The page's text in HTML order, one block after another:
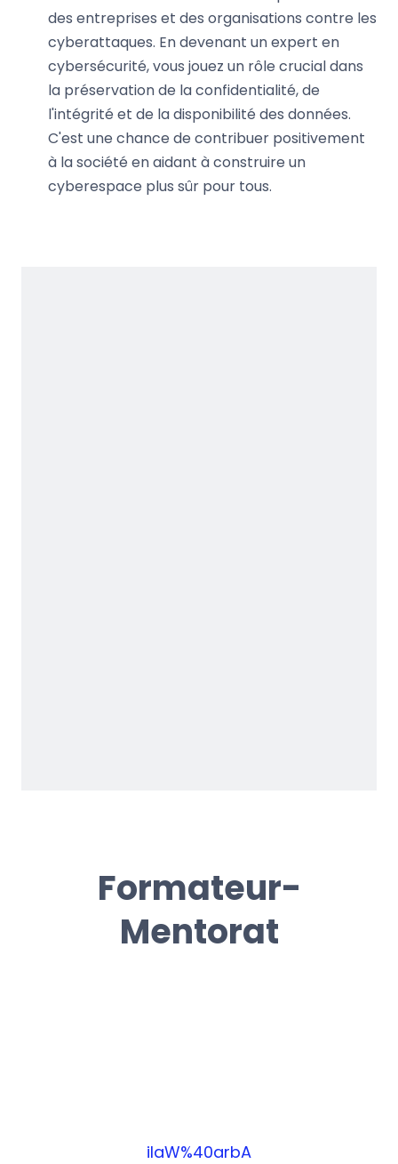
des entreprises et des organisations contre les
cyberattaques. En devenant un expert en
cybersécurité, vous jouez un rôle crucial dans
la préservation de la confidentialité, de
l'intégrité et de la disponibilité des données.
C'est une chance de contribuer positivement
à la société en aidant à construire un
cyberespace plus sûr pour tous.
Formateur-
Mentorat
ilaW%40arbA